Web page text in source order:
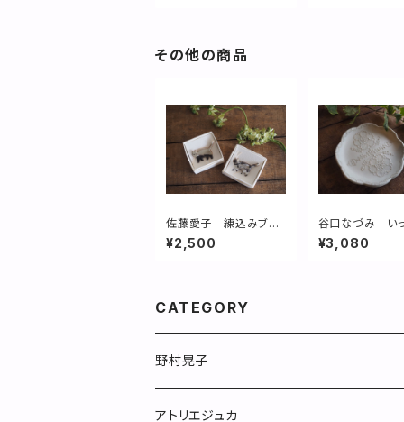
その他の商品
佐藤愛子 練込みブロ
ーチ(ねこ)
¥2,500
谷口なづみ い
花取皿
¥3,080
CATEGORY
野村晃子
マグカップ
アトリエジュカ